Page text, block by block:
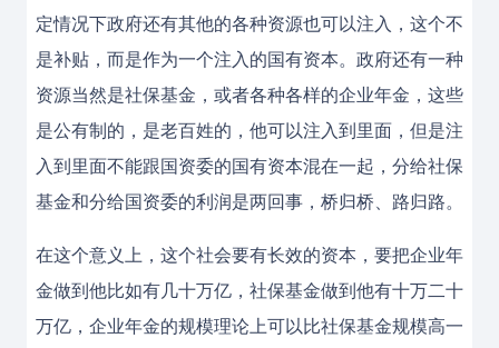
定情况下政府还有其他的各种资源也可以注入，这个不
是补贴，而是作为一个注入的国有资本。政府还有一种
资源当然是社保基金，或者各种各样的企业年金，这些
是公有制的，是老百姓的，他可以注入到里面，但是注
入到里面不能跟国资委的国有资本混在一起，分给社保
基金和分给国资委的利润是两回事，桥归桥、路归路。
在这个意义上，这个社会要有长效的资本，要把企业年
金做到他比如有几十万亿，社保基金做到他有十万二十
万亿，企业年金的规模理论上可以比社保基金规模高一